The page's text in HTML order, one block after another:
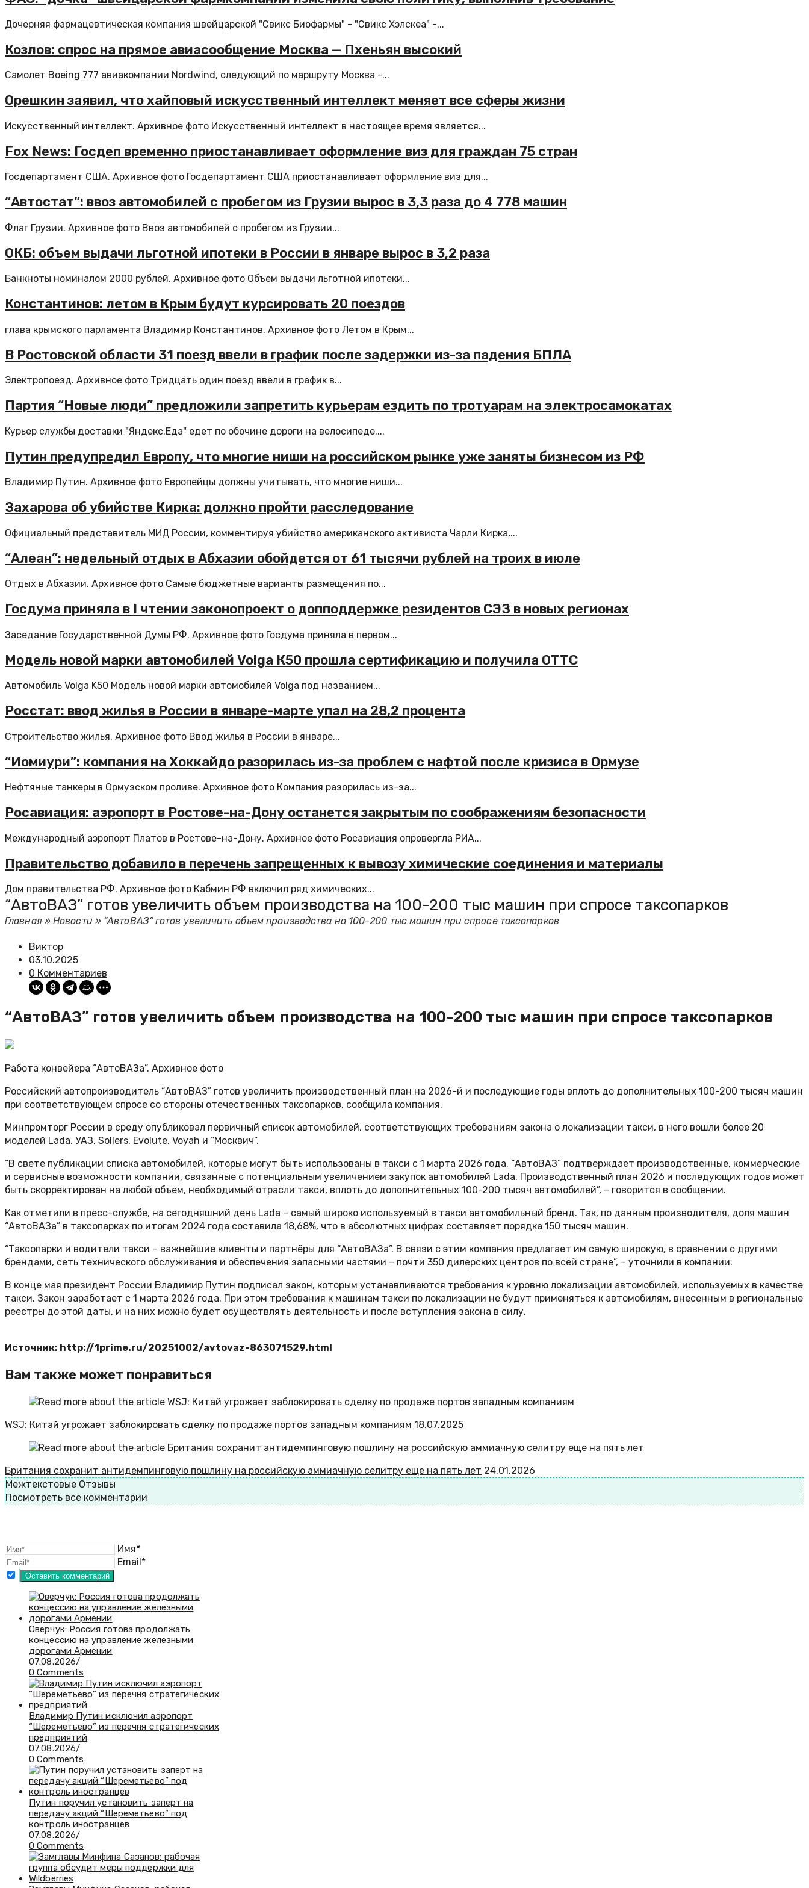
Дочерняя фармацевтическая компания швейцарской "Свикс Биофармы" - "Свикс Хэлскеа" -...
Козлов: спрос на прямое авиасообщение Москва — Пхеньян высокий
Самолет Boeing 777 авиакомпании Nordwind, следующий по маршруту Москва -...
Орешкин заявил, что хайповый искусственный интеллект меняет все сферы жизни
Искусственный интеллект. Архивное фото Искусственный интеллект в настоящее время является...
Fox News: Госдеп временно приостанавливает оформление виз для граждан 75 стран
Госдепартамент США. Архивное фото Госдепартамент США приостанавливает оформление виз для...
“Автостат”: ввоз автомобилей с пробегом из Грузии вырос в 3,3 раза до 4 778 машин
Флаг Грузии. Архивное фото Ввоз автомобилей с пробегом из Грузии...
ОКБ: объем выдачи льготной ипотеки в России в январе вырос в 3,2 раза
Банкноты номиналом 2000 рублей. Архивное фото Объем выдачи льготной ипотеки...
Константинов: летом в Крым будут курсировать 20 поездов
глава крымского парламента Владимир Константинов. Архивное фото Летом в Крым...
В Ростовской области 31 поезд ввели в график после задержки из-за падения БПЛА
Электропоезд. Архивное фото Тридцать один поезд ввели в график в...
Партия “Новые люди” предложили запретить курьерам ездить по тротуарам на электросамокатах
Курьер службы доставки "Яндекс.Еда" едет по обочине дороги на велосипеде....
Путин предупредил Европу, что многие ниши на российском рынке уже заняты бизнесом из РФ
Владимир Путин. Архивное фото Европейцы должны учитывать, что многие ниши...
Захарова об убийстве Кирка: должно пройти расследование
Официальный представитель МИД России, комментируя убийство американского активиста Чарли Кирка,...
“Алеан”: недельный отдых в Абхазии обойдется от 61 тысячи рублей на троих в июле
Отдых в Абхазии. Архивное фото Самые бюджетные варианты размещения по...
Госдума приняла в I чтении законопроект о допподдержке резидентов СЭЗ в новых регионах
Заседание Государственной Думы РФ. Архивное фото Госдума приняла в первом...
Модель новой марки автомобилей Volga К50 прошла сертификацию и получила ОТТС
Автомобиль Volga K50 Модель новой марки автомобилей Volga под названием...
Росстат: ввод жилья в России в январе-марте упал на 28,2 процента
Строительство жилья. Архивное фото Ввод жилья в России в январе...
“Иомиури”: компания на Хоккайдо разорилась из-за проблем с нафтой после кризиса в Ормузе
Нефтяные танкеры в Ормузском проливе. Архивное фото Компания разорилась из-за...
Росавиация: аэропорт в Ростове-на-Дону останется закрытым по соображениям безопасности
Международный аэропорт Платов в Ростове-на-Дону. Архивное фото Росавиация опровергла РИА...
Правительство добавило в перечень запрещенных к вывозу химические соединения и материалы
Дом правительства РФ. Архивное фото Кабмин РФ включил ряд химических...
“АвтоВАЗ” готов увеличить объем производства на 100-200 тыс машин при спросе таксопарков
Главная»Новости » “АвтоВАЗ” готов увеличить объем производства на 100-200 тыс машин при спросе таксопарков
Виктор
03.10.2025
0 Комментариев
“АвтоВАЗ” готов увеличить объем производства на 100-200 тыс машин при спросе таксопарков
Работа конвейера “АвтоВАЗа”. Архивное фото
Российский автопроизводитель “АвтоВАЗ” готов увеличить производственный план на 2026-й и последующие годы вплоть до дополнительных 100-200 тысяч машин
при соответствующем спросе со стороны отечественных таксопарков, сообщила компания.
Минпромторг России в среду опубликовал первичный список автомобилей, соответствующих требованиям закона о локализации такси, в него вошли более 20
моделей Lada, УАЗ, Sollers, Evolute, Voyah и “Москвич”.
“В свете публикации списка автомобилей, которые могут быть использованы в такси с 1 марта 2026 года, “АвтоВАЗ” подтверждает производственные, коммерческие
и сервисные возможности компании, связанные с потенциальным увеличением закупок автомобилей Lada. Производственный план 2026 и последующих годов может
быть скорректирован на любой объем, необходимый отрасли такси, вплоть до дополнительных 100-200 тысяч автомобилей”, – говорится в сообщении.
Как отметили в пресс-службе, на сегодняшний день Lada – самый широко используемый в такси автомобильный бренд. Так, по данным производителя, доля машин
“АвтоВАЗа” в таксопарках по итогам 2024 года составила 18,68%, что в абсолютных цифрах составляет порядка 150 тысяч машин.
“Таксопарки и водители такси – важнейшие клиенты и партнёры для “АвтоВАЗа”. В связи с этим компания предлагает им самую широкую, в сравнении с другими
брендами, сеть технического обслуживания и обеспечения запасными частями – почти 350 дилерских центров по всей стране”, – уточнили в компании.
В конце мая президент России Владимир Путин подписал закон, которым устанавливаются требования к уровню локализации автомобилей, используемых в качестве
такси. Закон заработает с 1 марта 2026 года. При этом требования к машинам такси по локализации не будут применяться к автомобилям, внесенным в региональные
реестры до этой даты, и на них можно будет осуществлять деятельность и после вступления закона в силу.
Источник: http://1prime.ru/20251002/avtovaz-863071529.html
Вам также может понравиться
WSJ: Китай угрожает заблокировать сделку по продаже портов западным компаниям 18.07.2025
Британия сохранит антидемпинговую пошлину на российскую аммиачную селитру еще на пять лет 24.01.2026
Межтекстовые Отзывы
Посмотреть все комментарии
Имя*
Email*
Оверчук: Россия готова продолжать
концессию на управление железными
дорогами Армении
07.08.2026/
0 Comments
Владимир Путин исключил аэропорт
“Шереметьево” из перечня стратегических
предприятий
07.08.2026/
0 Comments
Путин поручил установить заперт на
передачу акций “Шереметьево” под
контроль иностранцев
07.08.2026/
0 Comments